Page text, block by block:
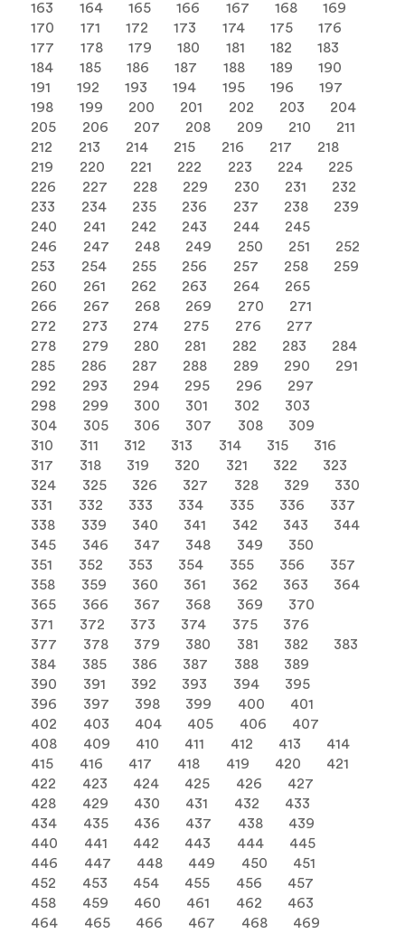
163
164 165 166 167 168
169
170
171 172 173 174 175
176
177
178 179 180 181 182
183
184
185 186 187 188 189
190
191
192 193 194 195 196
197
198
199 200 201 202 203
204
205
206 207 208 209 210
211
212
213 214 215 216 217
218
219
220 221 222 223 224
225
226
227 228 229 230 231
232
233
234 235 236 237 238
239
240
241 242 243 244
245
246
247 248 249 250 251
252
253
254 255 256 257 258
259
260
261 262 263 264
265
266
267 268 269 270
271
272
273 274 275 276
277
278
279 280 281 282 283
284
285
286 287 288 289 290
291
292
293 294 295 296
297
298
299 300 301 302
303
304
305 306 307 308
309
310
311 312 313 314 315
316
317
318 319 320 321 322
323
324
325 326 327 328 329
330
331
332 333 334 335 336
337
338
339 340 341 342 343
344
345
346 347 348 349
350
351
352 353 354 355 356
357
358
359 360 361 362 363
364
365
366 367 368 369
370
371
372 373 374 375
376
377
378 379 380 381 382
383
384
385 386 387 388
389
390
391 392 393 394
395
396
397 398 399 400
401
402
403 404 405 406
407
408
409 410 411 412 413
414
415
416 417 418 419 420
421
422
423 424 425 426
427
428
429 430 431 432
433
434
435 436 437 438
439
440
441 442 443 444
445
446
447 448 449 450
451
452
453 454 455 456
457
458
459 460 461 462
463
464
465 466 467 468 469